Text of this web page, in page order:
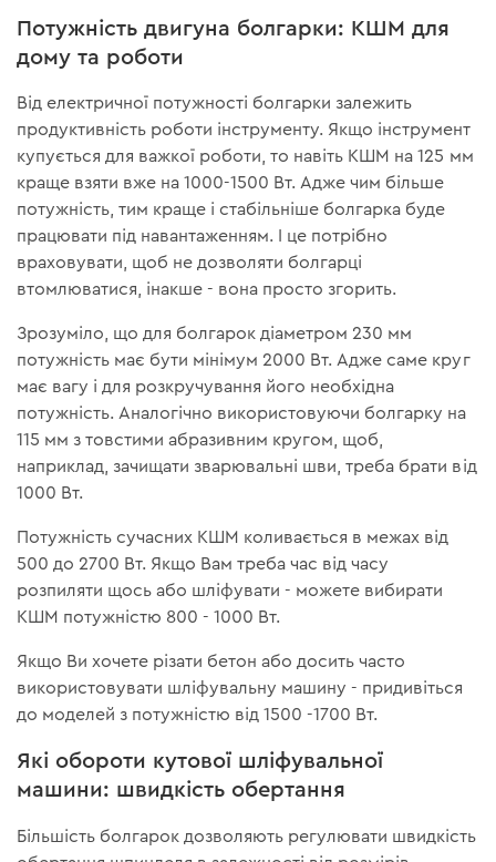
Потужність двигуна болгарки: КШМ для
дому та роботи
Від електричної потужності болгарки залежить
продуктивність роботи інструменту. Якщо інструмент
купується для важкої роботи, то навіть КШМ на 125 мм
краще взяти вже на 1000-1500 Вт. Адже чим більше
потужність, тим краще і стабільніше болгарка буде
працювати під навантаженням. І це потрібно
враховувати, щоб не дозволяти болгарці
втомлюватися, інакше - вона просто згорить.
Зрозуміло, що для болгарок діаметром 230 мм
потужність має бути мінімум 2000 Вт. Адже саме круг
має вагу і для розкручування його необхідна
потужність. Аналогічно використовуючи болгарку на
115 мм з товстими абразивним кругом, щоб,
наприклад, зачищати зварювальні шви, треба брати від
1000 Вт.
Потужність сучасних КШМ коливається в межах від
500 до 2700 Вт. Якщо Вам треба час від часу
розпиляти щось або шліфувати - можете вибирати
КШМ потужністю 800 - 1000 Вт.
Якщо Ви хочете різати бетон або досить часто
використовувати шліфувальну машину - придивіться
до моделей з потужністю від 1500 -1700 Вт.
Які обороти кутової шліфувальної
машини: швидкість обертання
Більшість болгарок дозволяють регулювати швидкість